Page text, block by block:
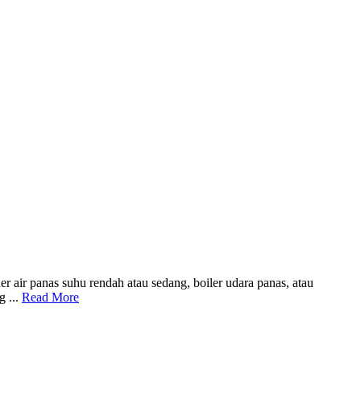
panas suhu rendah atau sedang, boiler udara panas, atau
... Read More